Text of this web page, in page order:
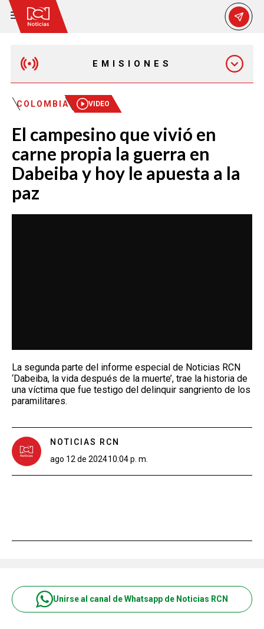
EMISIONES
MAÑANA EXPRESS
EMISIÓN 12:30 PM
EMISIÓN 7:00 PM
EMISIÓN 11:30 PM
COLOMBIA VIDEO
El campesino que vivió en
carne propia la guerra en
Dabeiba y hoy le apuesta a la
paz
La segunda parte del informe especial de Noticias RCN
‘Dabeiba, la vida después de la muerte’, trae la historia de
una víctima que fue testigo del delinquir sangriento de los
paramilitares.
NOTICIAS RCN
ago 12 de 202410:04 p. m.
Unirse al canal de Whatsapp de Noticias RCN